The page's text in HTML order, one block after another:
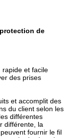
de
rapide et facile
des prises
et accomplit des
du client selon les
différentes
différente, la
fournir le fil